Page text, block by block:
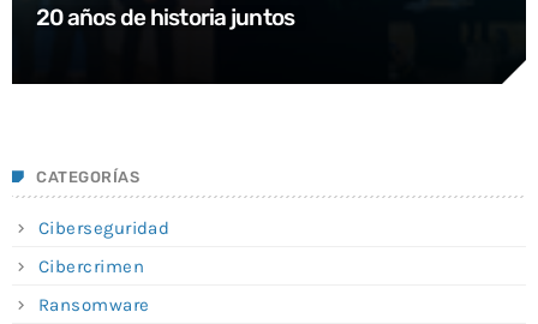
20 años de historia juntos
CATEGORÍAS
Ciberseguridad
Cibercrimen
Ransomware